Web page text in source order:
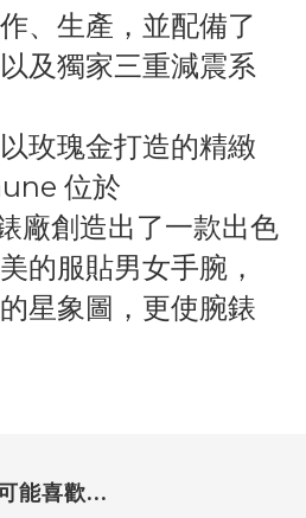
、生產，並配備了
及獨家三重減震系
玫瑰金打造的精緻
位於
廠創造出了一款出色
的服貼男女手腕，
星象圖，更使腕錶
能喜歡...